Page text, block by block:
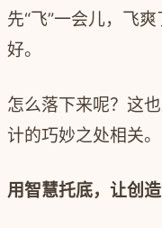
先“飞”一会儿，飞
好。
怎么落下来呢？这
计的巧妙之处相关。
用智慧托底，让创造